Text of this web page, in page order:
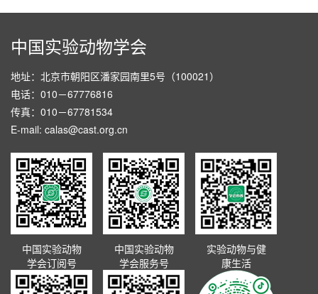
中国实验动物学会
地址：北京市朝阳区潘家园南里5号（100021）
电话：010－67776816
传真：010－67781534
E-mail: calas@cast.org.cn
中国实验动物
学会订阅号
中国实验动物
学会服务号
实验动物与健
康生活